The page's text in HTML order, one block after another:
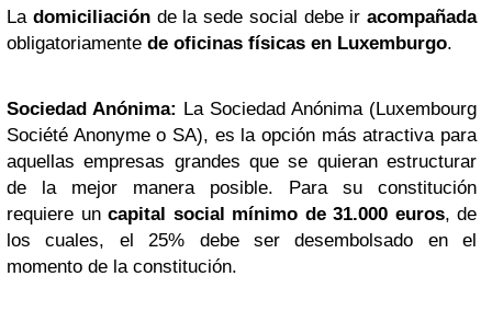
La domiciliaciónde la sede social debe ir acompañada
obligatoriamente de oficinas físicas en Luxemburgo.
Sociedad Anónima: La Sociedad Anónima (Luxembourg
Société Anonyme o SA), es la opción más atractiva para
aquellas empresas grandes que se quieran estructurar
de la mejor manera posible. Para su constitución
requiere uncapital social mínimo de 31.000 euros, de
los cuales, el 25% debe ser desembolsado en el
momento de la constitución.